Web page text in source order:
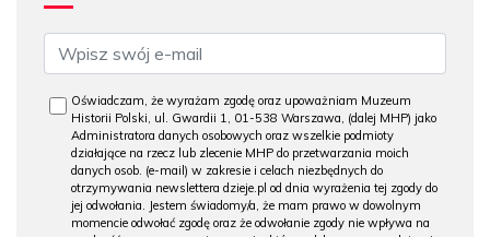
Oświadczam, że wyrażam zgodę oraz upoważniam Muzeum
Historii Polski, ul. Gwardii 1, 01-538 Warszawa, (dalej MHP) jako
Administratora danych osobowych oraz wszelkie podmioty
działające na rzecz lub zlecenie MHP do przetwarzania moich
danych osob. (e-mail) w zakresie i celach niezbędnych do
otrzymywania newslettera dzieje.pl od dnia wyrażenia tej zgody do
jej odwołania. Jestem świadomy/a, że mam prawo w dowolnym
momencie odwołać zgodę oraz że odwołanie zgody nie wpływa na